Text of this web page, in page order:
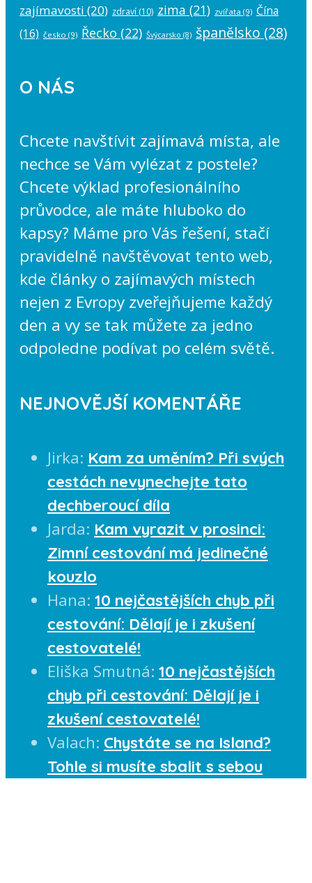
zajímavosti (20) zdraví (10) zima (21) zvířata (9) Čína
(16) česko (9) Řecko (22) Švýcarsko (8) španělsko (28)
O NÁS
Chcete navštívit zajímavá místa, ale
nechce se Vám vylézat z postele?
Chcete výklad profesionálního
průvodce, ale máte hluboko do
kapsy? Máme pro Vás řešení, stačí
pravidelně navštěvovat tento web,
kde články o zajímavých místech
nejen z Evropy zveřejňujeme každý
den a vy se tak můžete za jedno
odpoledne podívat po celém světě.
NEJNOVĚJŠÍ KOMENTÁŘE
Jirka: Kam za uměním? Při svých
cestách nevynechejte tato
dechberoucí díla
Jarda: Kam vyrazit v prosinci:
Zimní cestování má jedinečné
kouzlo
Hana: 10 nejčastějších chyb při
cestování: Dělají je i zkušení
cestovatelé!
Eliška Smutná: 10 nejčastějších
chyb při cestování: Dělají je i
zkušení cestovatelé!
Valach: Chystáte se na Island?
Tohle si musíte sbalit s sebou